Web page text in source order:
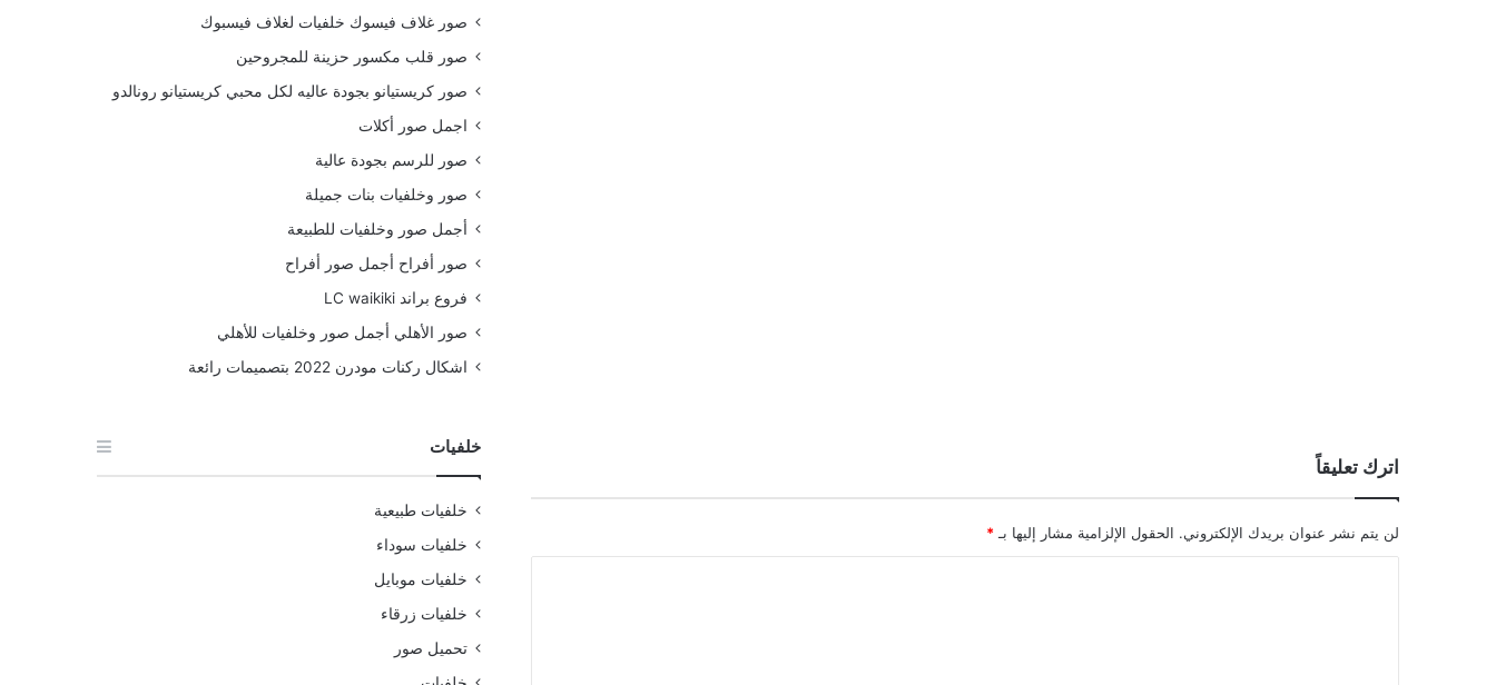
اترك تعليقاً
لن يتم نشر عنوان بريدك الإلكتروني. الحقول الإلزامية مشار إليها بـ *
صور غلاف فيسوك خلفيات لغلاف فيسبوك
صور قلب مكسور حزينة للمجروحين
صور كريستيانو بجودة عاليه لكل محبي كريستيانو رونالدو
اجمل صور أكلات
صور للرسم بجودة عالية
صور وخلفيات بنات جميلة
أجمل صور وخلفيات للطبيعة
صور أفراح أجمل صور أفراح
فروع براند LC waikiki
صور الأهلي أجمل صور وخلفيات للأهلي
اشكال ركنات مودرن 2022 بتصميمات رائعة
خلفيات
خلفيات طبيعية
خلفيات سوداء
خلفيات موبايل
خلفيات زرقاء
تحميل صور